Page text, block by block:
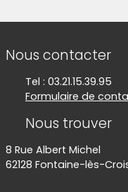
Informations
Nous contacter
Tel : 03.21.15.39.95
Formulaire de
Nous trouver
8 Rue Albert Michel
62128 Fontaine-lès-